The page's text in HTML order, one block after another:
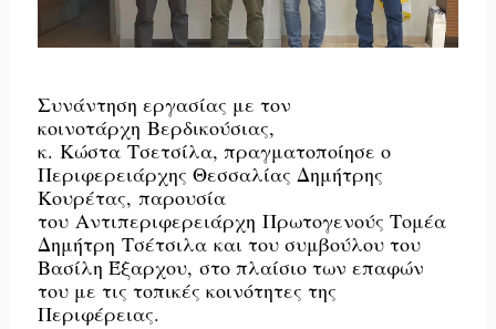
Συνάντηση εργασίας με τον
κοινοτάρχη Βερδικούσιας,
κ. Κώστα Τσετσίλα, πραγματοποίησε ο
Περιφερειάρχης Θεσσαλίας Δημήτρης
Κουρέτας, παρουσία
του Αντιπεριφερειάρχη Πρωτογενούς Τομέα
Δημήτρη Τσέτσιλακαι του συμβούλου του
Βασίλη Έξαρχου, στο πλαίσιο των επαφών
του με τις τοπικές κοινότητες της
Περιφέρειας.